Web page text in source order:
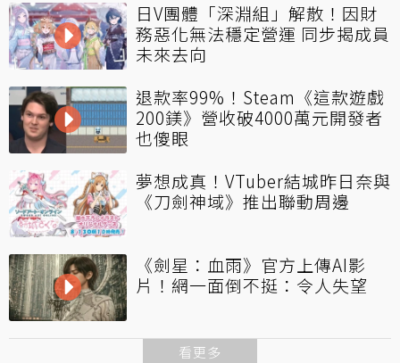
日V團體「深淵組」解散！因財
務惡化無法穩定營運 同步揭成員
未來去向
退款率99%！Steam《這款遊戲
200鎂》營收破4000萬元開發者
也傻眼
夢想成真！VTuber結城昨日奈與
《刀劍神域》推出聯動周邊
《劍星：血雨》官方上傳AI影
片！網一面倒不挺：令人失望
看更多